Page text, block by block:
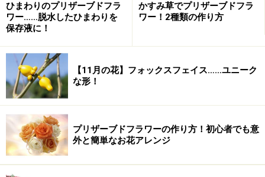
このアガパンサスは、洋風にも和風にもアレンジできる
お花だと思います。華やかで涼やかな花姿は見ているだ
けで心が癒されます。ブルー系のお花は心を落着かせ、
リラックスさせる効果がありますので、これからの暑い
にアガパンサスを飾ってお花のパワーをもらいましょう
ね。
ひまわりのプリザーブドフラ
ワー……脱水したひまわりを
保存液に！
かすみ草でプリザーブドフラ
ワー！2種類の作り方
【11月の花】フォックスフェイス……ユニーク
な形！
プリザーブドフラワーの作り方！初心者でも意
外と簡単なお花アレンジ